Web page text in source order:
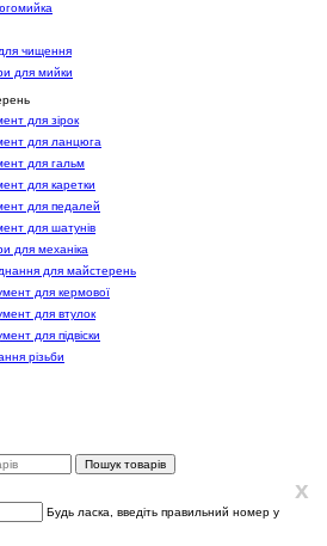
для чищення
для мийки
для зірок
для ланцюга
для гальм
для каретки
для педалей
для шатунів
для механіка
для майстерень
для кермової
для втулок
для підвіски
різьби
Пошук товарів
x
Будь ласка, введіть правильний номер у